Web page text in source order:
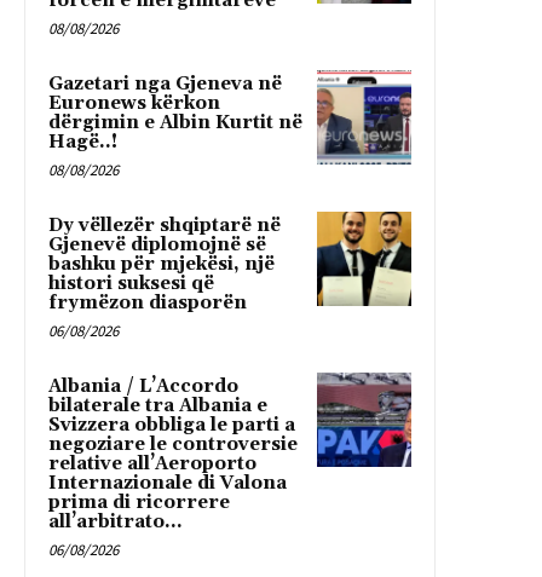
08/08/2026
Gazetari nga Gjeneva në
Euronews kërkon
dërgimin e Albin Kurtit në
Hagë..!
08/08/2026
Dy vëllezër shqiptarë në
Gjenevë diplomojnë së
bashku për mjekësi, një
histori suksesi që
frymëzon diasporën
06/08/2026
Albania / L’Accordo
bilaterale tra Albania e
Svizzera obbliga le parti a
negoziare le controversie
relative all’Aeroporto
Internazionale di Valona
prima di ricorrere
all’arbitrato...
06/08/2026